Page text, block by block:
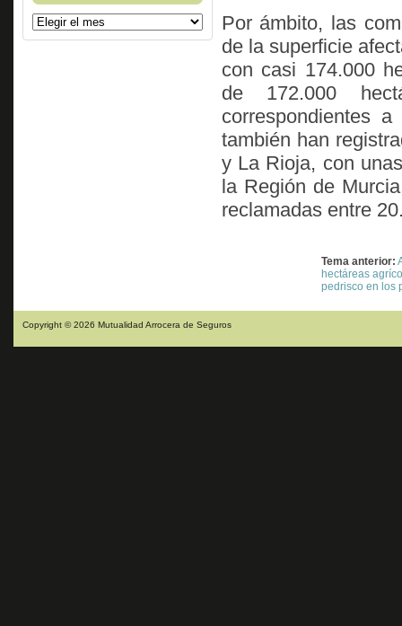
Por ámbito, las
de la superficie
con casi 174.000
de 172.000
correspondientes
también han
y La Rioja, con
la Región de
reclamadas entre
Tema anterior:
hectáreas
pedrisco en los
Copyright © 2026 Mutualidad Arrocera de Seguros